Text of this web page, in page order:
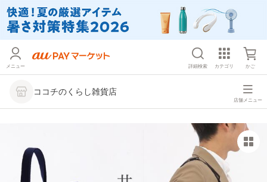
メニュー 詳細検索 カテゴリ かご
ココチのくらし雑貨店
店舗メニュー